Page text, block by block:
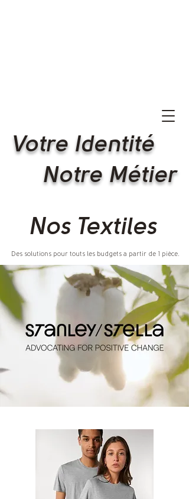
Votre Identité
Notre Métier
Nos Textiles
Des solutions pour touts les budgets a partir de 1 pièce.
T-shirts